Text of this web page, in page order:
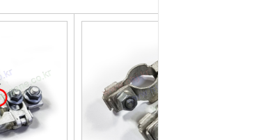
품]
반품
세정용품
글래스케어용품
흙받이[머드가드]
연료/주유구캡
싸이드리피드